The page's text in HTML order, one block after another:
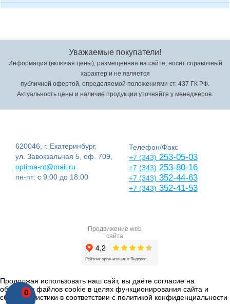
0
Уважаемые покупатели!
Информация (включая цены), размещенная на сайте, носит справочный
характер и не является
публичной офертой, определяемой положениями ст. 437 ГК РФ.
Актуальность цены и наличие продукции уточняйте у менеджеров.
620046, г. Екатеринбург,
ул. Завокзальная 5, оф. 709,
optima-nt@mail.ru
пн-пт: с 9:00 до 18:00
Телефон/Факс
+7 (343) 253-05-03
+7 (343) 253-80-16
+7 (343) 352-44-63
+7 (343) 352-41-53
Продвижение web
сайта
Продолжая использовать наш сайт, вы даёте согласие на
обработку файлов cookie в целях функционирования сайта и
сбора статистики в соответствии с политикой конфиденциальности